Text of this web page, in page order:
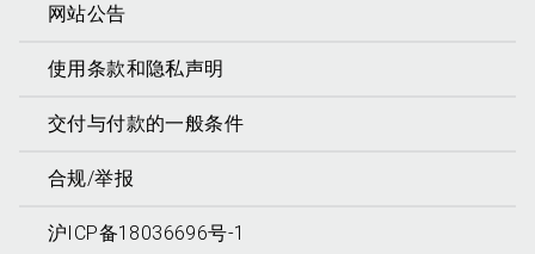
网站公告
使用条款和隐私声明
交付与付款的一般条件
合规/举报
沪ICP备18036696号-1